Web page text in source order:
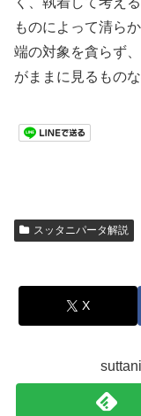
ものによって清ら
端の対象を貪らず
がままに見るものな
スッタニパータ解説
X